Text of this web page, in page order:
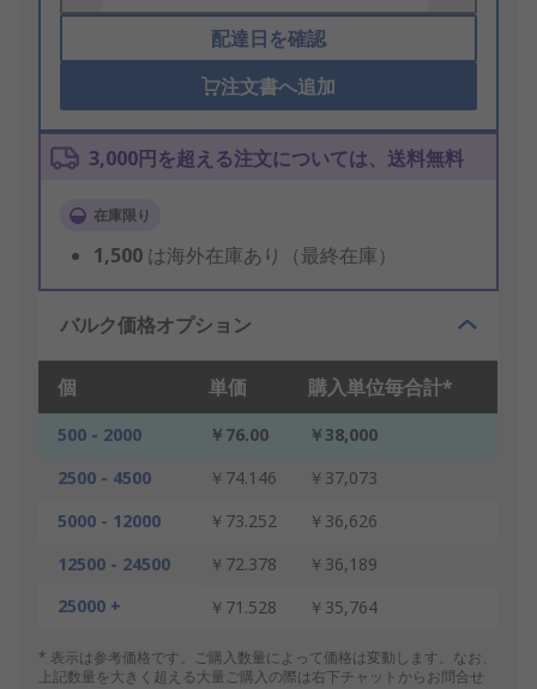
配達日を確認
注文書へ追加
3,000円を超える注文については、送料無料
在庫限り
1,500 は海外在庫あり（最終在庫）
バルク価格オプション
個 単価 購入単位毎合計*
500 - 2000 ￥76.00
￥38,000
2500 - 4500
￥74.146
￥37,073
5000 - 12000
￥73.252
￥36,626
12500 - 24500
￥72.378
￥36,189
25000 +
￥71.528 ￥35,764
* 表示は参考価格です。ご購入数量によって価格は変動します。なお、
上記数量を大きく超える大量ご購入の際は右下チャットからお問合せ